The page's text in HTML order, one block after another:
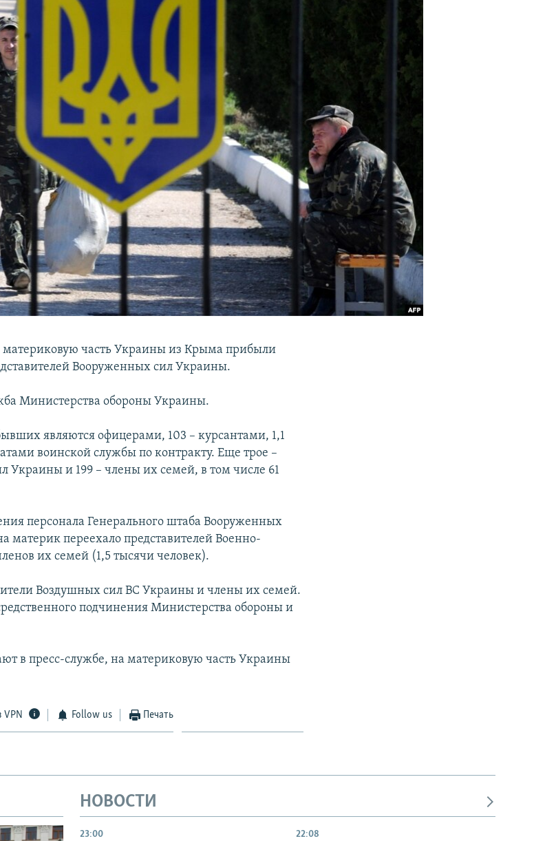
материковую часть Украины из Крыма прибыли
Вооруженных сил Украины.
Министерства обороны Украины.
являются офицерами, 103 – курсантами, 1,1
воинской службы по контракту. Еще трое –
Украины и 199 – члены их семей, в том числе 61
персонала Генерального штаба Вооруженных
материк переехало представителей Военно-
их семей (1,5 тысячи человек).
Воздушных сил ВС Украины и члены их семей.
подчинения Министерства обороны и
в пресс-службе, на материковую часть Украины
VPN Follow us Печать
НОВОСТИ
23:00 22:08